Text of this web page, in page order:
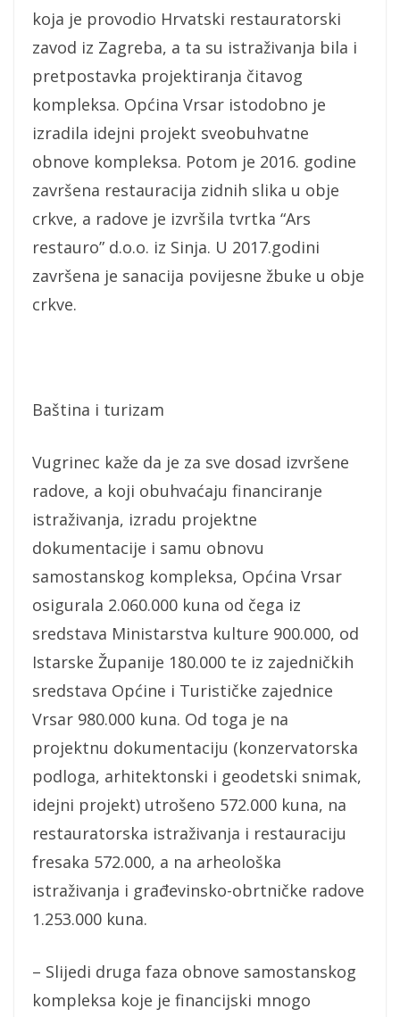
koja je provodio Hrvatski restauratorski
zavod iz Zagreba, a ta su istraživanja bila i
pretpostavka projektiranja čitavog
kompleksa. Općina Vrsar istodobno je
izradila idejni projekt sveobuhvatne
obnove kompleksa. Potom je 2016. godine
završena restauracija zidnih slika u obje
crkve, a radove je izvršila tvrtka “Ars
restauro” d.o.o. iz Sinja. U 2017.godini
završena je sanacija povijesne žbuke u obje
crkve.
Baština i turizam
Vugrinec kaže da je za sve dosad izvršene
radove, a koji obuhvaćaju financiranje
istraživanja, izradu projektne
dokumentacije i samu obnovu
samostanskog kompleksa, Općina Vrsar
osigurala 2.060.000 kuna od čega iz
sredstava Ministarstva kulture 900.000, od
Istarske Županije 180.000 te iz zajedničkih
sredstava Općine i Turističke zajednice
Vrsar 980.000 kuna. Od toga je na
projektnu dokumentaciju (konzervatorska
podloga, arhitektonski i geodetski snimak,
idejni projekt) utrošeno 572.000 kuna, na
restauratorska istraživanja i restauraciju
fresaka 572.000, a na arheološka
istraživanja i građevinsko-obrtničke radove
1.253.000 kuna.
– Slijedi druga faza obnove samostanskog
kompleksa koje je financijski mnogo